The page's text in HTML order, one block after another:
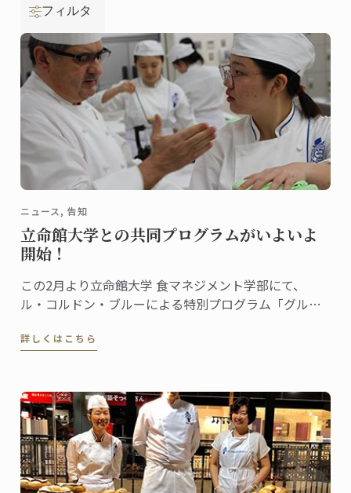
フィルタ
ニュース, 告知
立命館大学との共同プログラムがいよいよ
開始！
この2月より立命館大学 食マネジメント学部にて、
ル・コルドン・ブルーによる特別プログラム「グルー
ログラム」がスタート。
詳しくはこちら